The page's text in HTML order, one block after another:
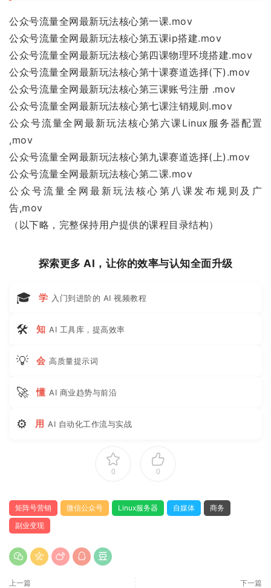
公众号流量全网最新玩法核心第一课.mov
公众号流量全网最新玩法核心第五课ip搭建.mov
公众号流量全网最新玩法核心第四课物理环境搭建.mov
公众号流量全网最新玩法核心第十课赛道选择(下).mov
公众号流量全网最新玩法核心第三课账号注册 .mov
公众号流量全网最新玩法核心第七课注销规则.mov
公众号流量全网最新玩法核心第六课Linux服务器配置
,mov
公众号流量全网最新玩法核心第九课赛道选择(上).mov
公众号流量全网最新玩法核心第二课.mov
公众号流量全网最新玩法核心第八课发布规则及广
告,mov
（以下略，完整保持用户提供的课程目录结构）
探索更多 AI，让你的效率与认知全面升级
🎓 学 入门到进阶的 AI 视频教程
🛠 知 AI 工具库，提高效率
💡 会 高质量提示词
🚀 懂 AI 商业趋势与前沿
⚙ 用 AI 自动化工作流与实战
0 0
矩阵号营销 微信公众号 Linux服务器 自媒体
商务
副业变现
上一篇 下一篇